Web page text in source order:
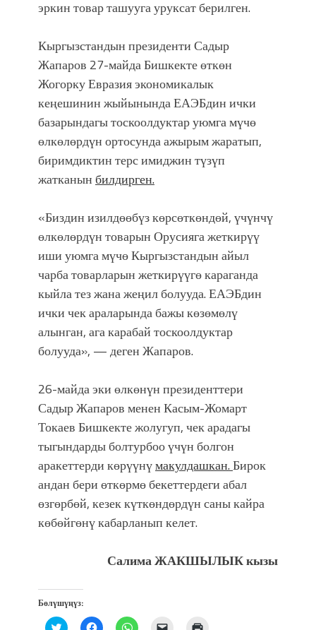
эркин товар ташууга уруксат берилген.
Кыргызстандын президенти Садыр
Жапаров 27-майда Бишкекте өткөн
Жогорку Евразия экономикалык
кеңешинин жыйынында ЕАЭБдин ички
базарындагы тоскоолдуктар уюмга мүчө
өлкөлөрдүн ортосунда ажырым жаратып,
биримдиктин терс имиджин түзүп
жатканынбилдирген.
«Биздин изилдөөбүз көрсөткөндөй, үчүнчү
өлкөлөрдүн товарын Орусияга жеткирүү
иши уюмга мүчө Кыргызстандын айыл
чарба товарларын жеткирүүгө караганда
кыйла тез жана жеңил болууда. ЕАЭБдин
ички чек араларында бажы көзөмөлү
алынган, ага карабай тоскоолдуктар
болууда», — деген Жапаров.
26-майда эки өлкөнүн президенттери
Садыр Жапаров менен Касым-Жомарт
Токаев Бишкекте жолугуп, чек арадагы
тыгындарды болтурбоо үчүн болгон
аракеттерди көрүүнүмакулдашкан.Бирок
андан бери өткөрмө бекеттердеги абал
өзгөрбөй, кезек күткөндөрдүн саны кайра
көбөйгөнү кабарланып келет.
Салима ЖАКШЫЛЫК кызы
Бөлүшүңүз:
Нажмите,Нажмите,Нажмите, Послать